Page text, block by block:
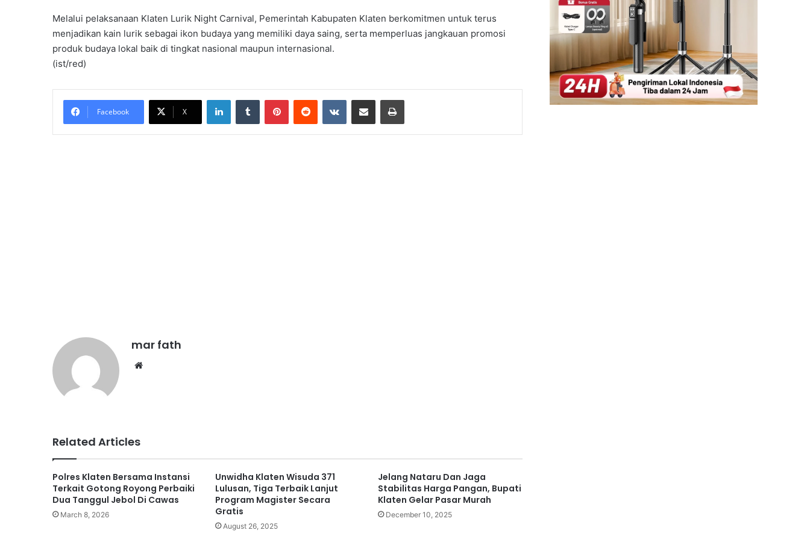
Melalui pelaksanaan Klaten Lurik Night Carnival, Pemerintah Kabupaten Klaten berkomitmen untuk terus
menjadikan kain lurik sebagai ikon budaya yang memiliki daya saing, serta memperluas jangkauan promosi
produk budaya lokal baik di tingkat nasional maupun internasional.
(ist/red)
Facebook X
mar fath
Related Articles
Polres Klaten Bersama Instansi
Terkait Gotong Royong Perbaiki
Dua Tanggul Jebol Di Cawas
March 8, 2026
Unwidha Klaten Wisuda 371
Lulusan, Tiga Terbaik Lanjut
Program Magister Secara
Gratis
August 26, 2025
Jelang Nataru Dan Jaga
Stabilitas Harga Pangan, Bupati
Klaten Gelar Pasar Murah
December 10, 2025